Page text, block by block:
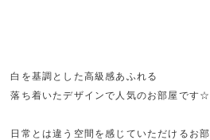
白を基調とした高級感あふれる
落ち着いたデザインで人気のお部屋です☆
日常とは違う空間を感じていただけるお